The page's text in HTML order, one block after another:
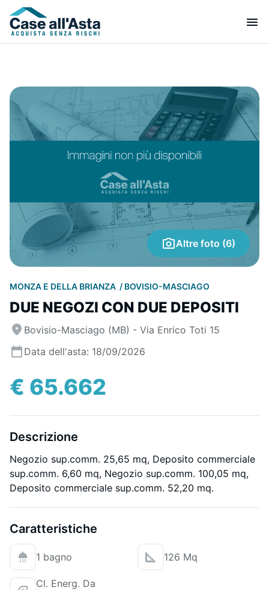
Altre foto (6)
MONZA E DELLA BRIANZA BOVISIO-MASCIAGO
DUE NEGOZI CON DUE DEPOSITI
Bovisio-Masciago (MB) - Via Enrico Toti 15
Data dell'asta: 18/09/2026
€ 65.662
Descrizione
Negozio sup.comm. 25,65 mq, Deposito commerciale
sup.comm. 6,60 mq, Negozio sup.comm. 100,05 mq,
Deposito commerciale sup.comm. 52,20 mq.
Caratteristiche
1 bagno 126 Mq
Cl. Energ. Da